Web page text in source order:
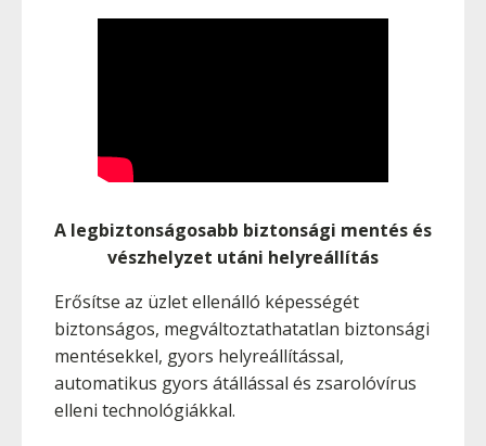
A legbiztonságosabb biztonsági mentés és
vészhelyzet utáni helyreállítás
Erősítse az üzlet ellenálló képességét
biztonságos, megváltoztathatatlan biztonsági
mentésekkel, gyors helyreállítással,
automatikus gyors átállással és zsarolóvírus
elleni technológiákkal.